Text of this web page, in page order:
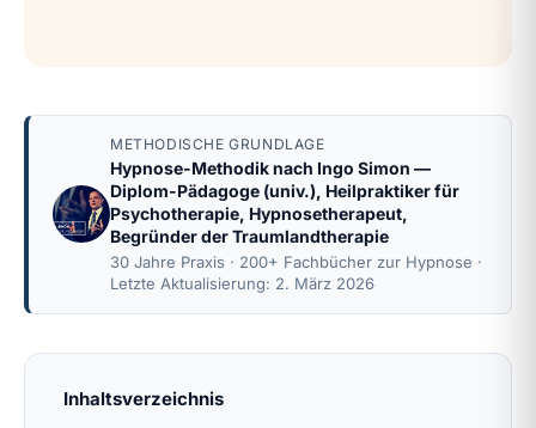
METHODISCHE GRUNDLAGE
Hypnose-Methodik nach Ingo Simon —
Diplom-Pädagoge (univ.), Heilpraktiker für
Psychotherapie, Hypnosetherapeut,
Begründer der Traumlandtherapie
30 Jahre Praxis · 200+ Fachbücher zur Hypnose ·
Letzte Aktualisierung: 2. März 2026
Inhaltsverzeichnis